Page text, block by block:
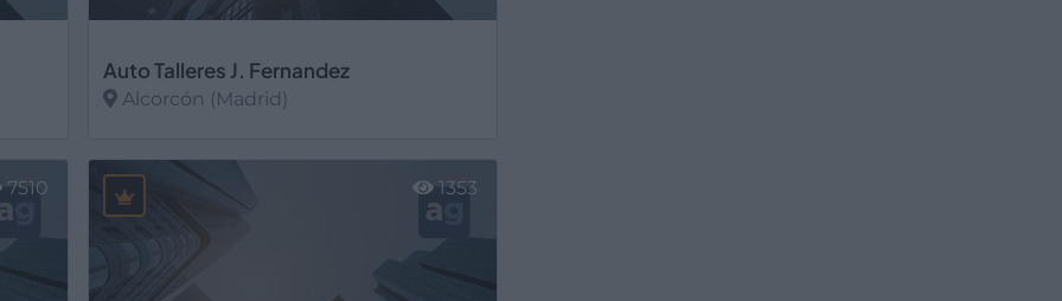
Auto Talleres J. Fernandez
Alcorcón (Madrid)
7510 1353